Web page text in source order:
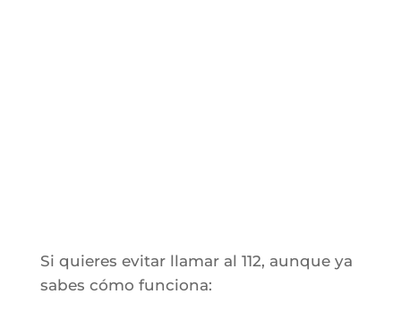
Si quieres evitar llamar al 112, aunque ya
sabes cómo funciona: